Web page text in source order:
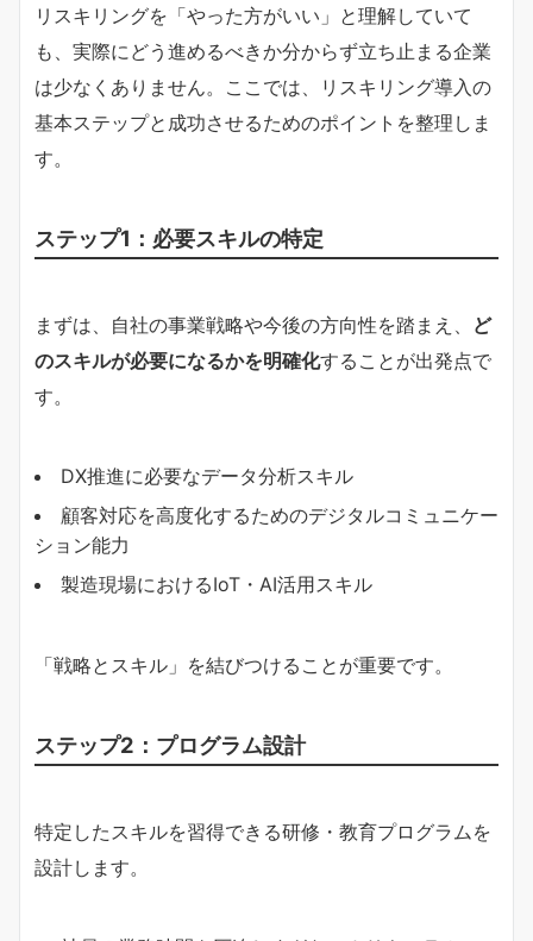
リスキリングを「やった方がいい」と理解していて
も、実際にどう進めるべきか分からず立ち止まる企業
は少なくありません。ここでは、リスキリング導入の
基本ステップと成功させるためのポイントを整理しま
す。
ステップ1：必要スキルの特定
まずは、自社の事業戦略や今後の方向性を踏まえ、 ど
のスキルが必要になるかを明確化することが出発点で
す。
DX推進に必要なデータ分析スキル
顧客対応を高度化するためのデジタルコミュニケー
ション能力
製造現場におけるIoT・AI活用スキル
「戦略とスキル」を結びつけることが重要です。
ステップ2：プログラム設計
特定したスキルを習得できる研修・教育プログラムを
設計します。